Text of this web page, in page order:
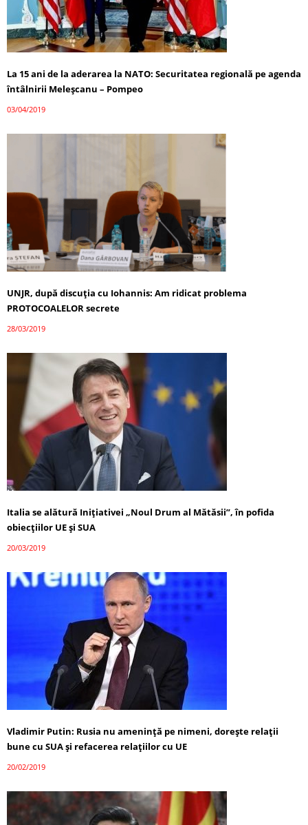
La 15 ani de la aderarea la NATO: Securitatea regională pe agenda
întâlnirii Meleșcanu – Pompeo
03/04/2019
UNJR, după discuţia cu Iohannis: Am ridicat problema
PROTOCOALELOR secrete
28/03/2019
Italia se alătură Iniţiativei „Noul Drum al Mătăsii”, în pofida
obiecţiilor UE şi SUA
20/03/2019
Vladimir Putin: Rusia nu ameninţă pe nimeni, doreşte relaţii
bune cu SUA și refacerea relațiilor cu UE
20/02/2019